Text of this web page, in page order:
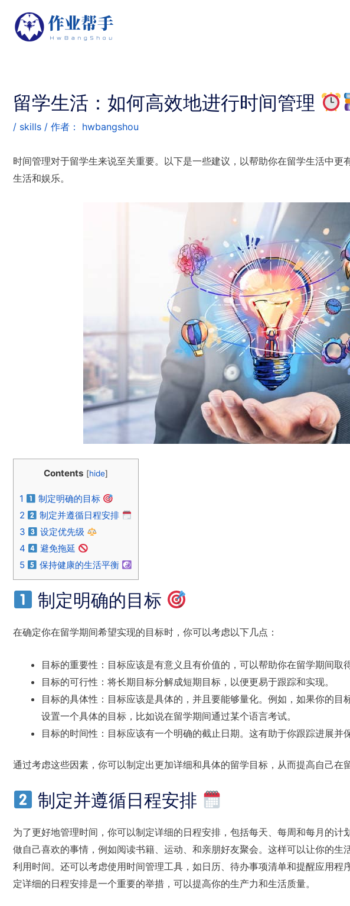
留学生活：如何高效地进行时间管理
/ skills / 作者： hwbangshou
时间管理对于留学生来说至关重要。以下是一些建议，以帮助你在留学生活中更
生活和娱乐。
Contents [hide]
1
制定明确的目标
2
制定并遵循日程安排
3
设定优先级
4
避免拖延
5
保持健康的生活平衡
制定明确的目标
在确定你在留学期间希望实现的目标时，你可以考虑以下几点：
目标的重要性：目标应该是有意义且有价值的，可以帮助你在留学期间取
目标的可行性：将长期目标分解成短期目标，以便更易于跟踪和实现。
目标的具体性：目标应该是具体的，并且要能够量化。例如，如果你的目
设置一个具体的目标，比如说在留学期间通过某个语言考试。
目标的时间性：目标应该有一个明确的截止日期。这有助于你跟踪进展并
通过考虑这些因素，你可以制定出更加详细和具体的留学目标，从而提高自己在
制定并遵循日程安排
为了更好地管理时间，你可以制定详细的日程安排，包括每天、每周和每月的计
做自己喜欢的事情，例如阅读书籍、运动、和亲朋好友聚会。这样可以让你的生
利用时间。还可以考虑使用时间管理工具，如日历、待办事项清单和提醒应用程
定详细的日程安排是一个重要的举措，可以提高你的生产力和生活质量。